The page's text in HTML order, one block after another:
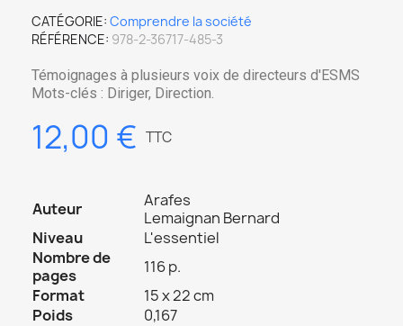
CATÉGORIE Comprendre la société
RÉFÉRENCE 978-2-36717-485-3
Témoignages à plusieurs voix de directeurs d'ESMS
Mots-clés : Diriger, Direction.
12,00 € TTC
Auteur
Arafes
Lemaignan Bernard
Niveau
L'essentiel
Nombre de
pages
116 p.
Format
15 x 22 cm
Poids
0,167